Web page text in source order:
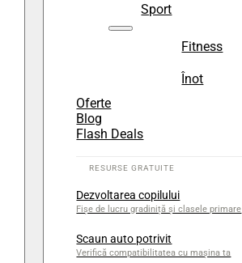
Sport
Fitness
Înot
Oferte
Blog
Flash Deals
Dezvoltarea copilului
Fișe de lucru gradiniță și clasele primare
Scaun auto potrivit
Verifică compatibilitatea cu mașina ta